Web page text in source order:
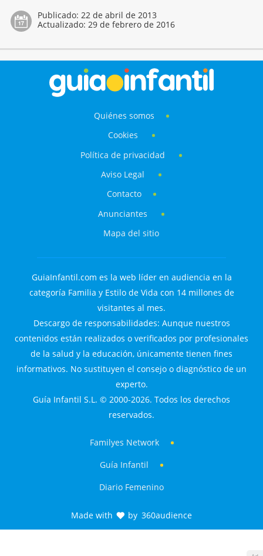
Publicado: 22 de abril de 2013
Actualizado: 29 de febrero de 2016
Quiénes somos
Cookies
Política de privacidad
Aviso Legal
Contacto
Anunciantes
Mapa del sitio
GuiaInfantil.com es la web líder en audiencia en la
categoría Familia y Estilo de Vida con 14 millones de
visitantes al mes.
Descargo de responsabilidades: Aunque nuestros
contenidos están realizados o verificados por profesionales
de la salud y la educación, únicamente tienen fines
informativos. No sustituyen el consejo o diagnóstico de un
experto.
Guía Infantil S.L. © 2000-2026. Todos los derechos
reservados.
Familyes Network
Guía Infantil
Diario Femenino
Made with by 360audience